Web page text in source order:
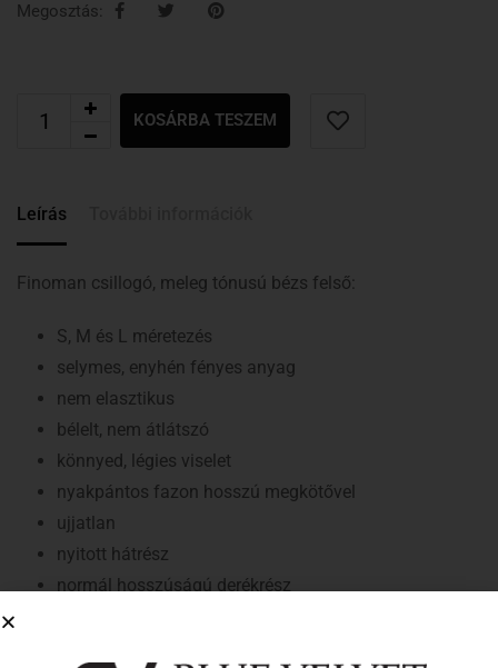
Megosztás:
KOSÁRBA TESZEM
Leírás
Finoman csillogó, meleg tónusú bézs felső:
S, M és L méretezés
selymes, enyhén fényes anyag
nem elasztikus
bélelt, nem átlátszó
könnyed, légies viselet
nyakpántos fazon hosszú megkötővel
ujjatlan
nyitott hátrész
normál hosszúságú derékrész